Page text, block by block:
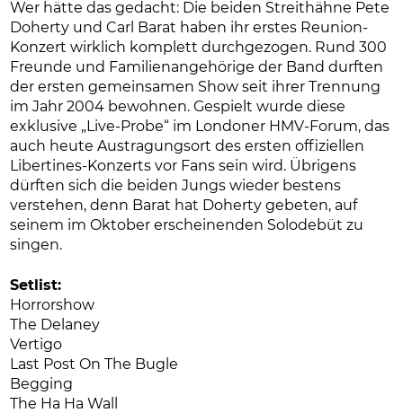
Wer hätte das gedacht: Die beiden Streithähne Pete
Doherty und Carl Barat haben ihr erstes Reunion-
Konzert wirklich komplett durchgezogen. Rund 300
Freunde und Familienangehörige der Band durften
der ersten gemeinsamen Show seit ihrer Trennung
im Jahr 2004 bewohnen. Gespielt wurde diese
exklusive „Live-Probe“ im Londoner HMV-Forum, das
auch heute Austragungsort des ersten offiziellen
Libertines-Konzerts vor Fans sein wird. Übrigens
dürften sich die beiden Jungs wieder bestens
verstehen, denn Barat hat Doherty gebeten, auf
seinem im Oktober erscheinenden Solodebüt zu
singen.
Setlist:
Horrorshow
The Delaney
Vertigo
Last Post On The Bugle
Begging
The Ha Ha Wall